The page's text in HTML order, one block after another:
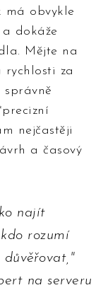
má obvykle
dokáže
Mějte na
rychlosti za
správně
nejčastěji
a časový
najít
rozumí
na serveru